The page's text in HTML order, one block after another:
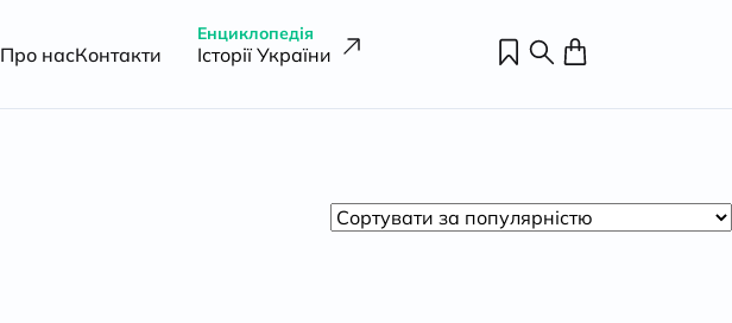
Про насКонтакти
Енциклопедія
Історії України